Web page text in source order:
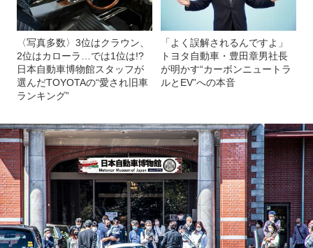
〈写真多数〉3位はクラウン、
2位はカローラ…では1位は!?
日本自動車博物館スタッフが
選んだTOYOTAの“愛され旧車
ランキング”
「よく誤解されるんですよ」
トヨタ自動車・豊田章男社長
が明かす“カーボンニュートラ
ルとEV”への本音